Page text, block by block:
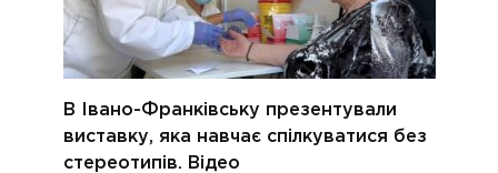
В Івано-Франківську презентували
виставку, яка навчає спілкуватися без
стереотипів. Відео